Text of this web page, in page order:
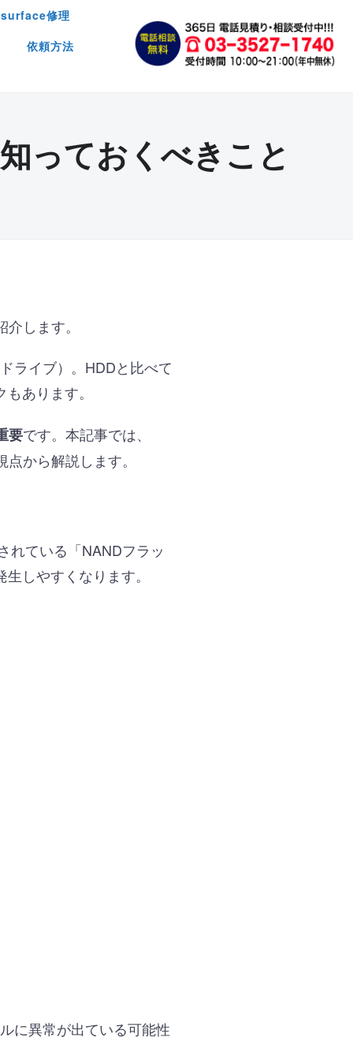
surface修理
依頼方法
っておくべきこと
します。
ライブ）。HDDと比べて
あります。
要です。本記事では、
から解説します。
れている「NANDフラッ
しやすくなります。
に異常が出ている可能性